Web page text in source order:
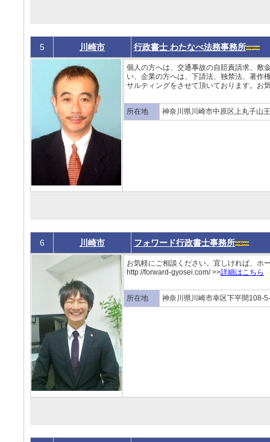
5 川崎市 行政書士 わたなべ法務事務所
個人の方へは、交通事故の自賠責請求、敷
い、企業の方へは、下請法、独禁法、著作
サルティングをさせて頂いております。お
所在地 神奈川県川崎市中原区上丸子山
6 川崎市 フォワード行政書士事務所
お気軽にご相談ください。宜しければ、ホ
http://forward-gyosei.com/ >>詳細はこちら
所在地 神奈川県川崎市幸区下平間108-